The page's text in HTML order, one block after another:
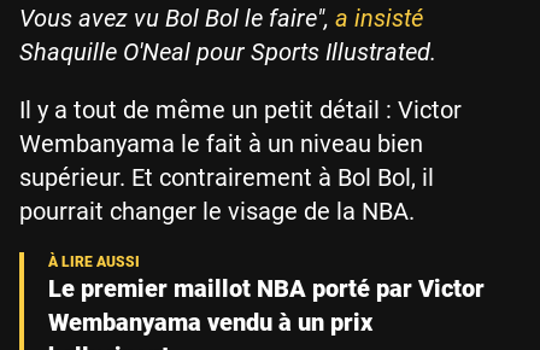
Vous avez vu Bol Bol le faire", a insisté
Shaquille O'Neal pour Sports Illustrated.
Il y a tout de même un petit détail : Victor
Wembanyama le fait à un niveau bien
supérieur. Et contrairement à Bol Bol, il
pourrait changer le visage de la NBA.
Le premier maillot NBA porté par Victor
Wembanyama vendu à un prix